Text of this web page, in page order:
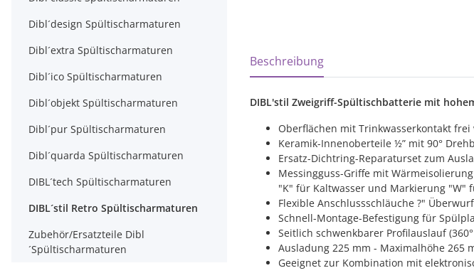
weitere Registerkarten anzeigen
Beschreibung
DIBL'stil Zweigriff-Spültischbatterie mit
Oberflächen mit Trinkwasserkontakt
Keramik-Innenoberteile ½” mit 90°
Ersatz-Dichtring-Reparaturset zum
Messingguss-Griffe mit
"K" für Kaltwasser und Markierung "W"
Flexible Anschlussschläuche ?"
Schnell-Montage-Befestigung für
Seitlich schwenkbarer Profilauslauf
Ausladung 225 mm - Maximalhöhe 265
Geeignet zur Kombination mit
Dibl´design Spültischarmaturen
Dibl´extra Spültischarmaturen
Dibl´ico Spültischarmaturen
Dibl´objekt Spültischarmaturen
Dibl´pur Spültischarmaturen
Dibl´quarda Spültischarmaturen
DIBL´tech Spültischarmaturen
DIBL´stil Retro Spültischarmaturen
Zubehör/Ersatzteile Dibl
´Spültischarmaturen